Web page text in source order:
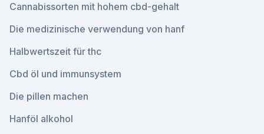
Cannabissorten mit hohem cbd-gehalt
Die medizinische verwendung von hanf
Halbwertszeit für thc
Cbd öl und immunsystem
Die pillen machen
Hanföl alkohol